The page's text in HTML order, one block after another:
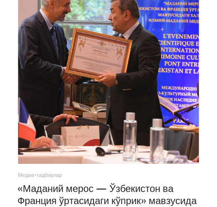
Медиа-тадбирлар
«Маданий мерос — Ўзбекистон ва
Франция ўртасидаги кўприк» мавзусида